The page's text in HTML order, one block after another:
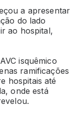
a apresentar
do lado
ao hospital,
isquêmico
ramificações
hospitais até
onde está